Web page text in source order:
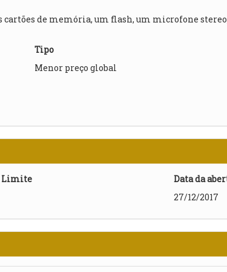
de memória, um flash, um microfone
Tipo
Menor preço global
Limite
Data da
27/12/2017